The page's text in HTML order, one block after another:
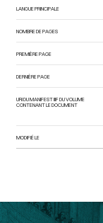
LANGUE PRINCIPALE
NOMBRE DE PAGES
PREMIÈRE PAGE
DERNIÈRE PAGE
URI DU MANIFEST IIIF DU VOLUME
CONTENANT LE DOCUMENT
MODIFIÉ LE